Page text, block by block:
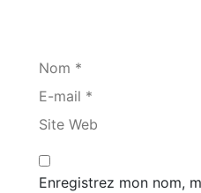
Nom *
E-mail *
Site Web
Enregistrez mon nom,